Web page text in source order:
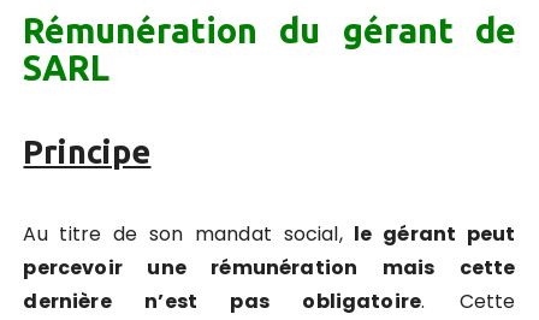
Rémunération du gérant de
SARL
Principe
Au titre de son mandat social, le gérant peut
percevoir une rémunération mais cette
dernière n’est pas obligatoire. Cette